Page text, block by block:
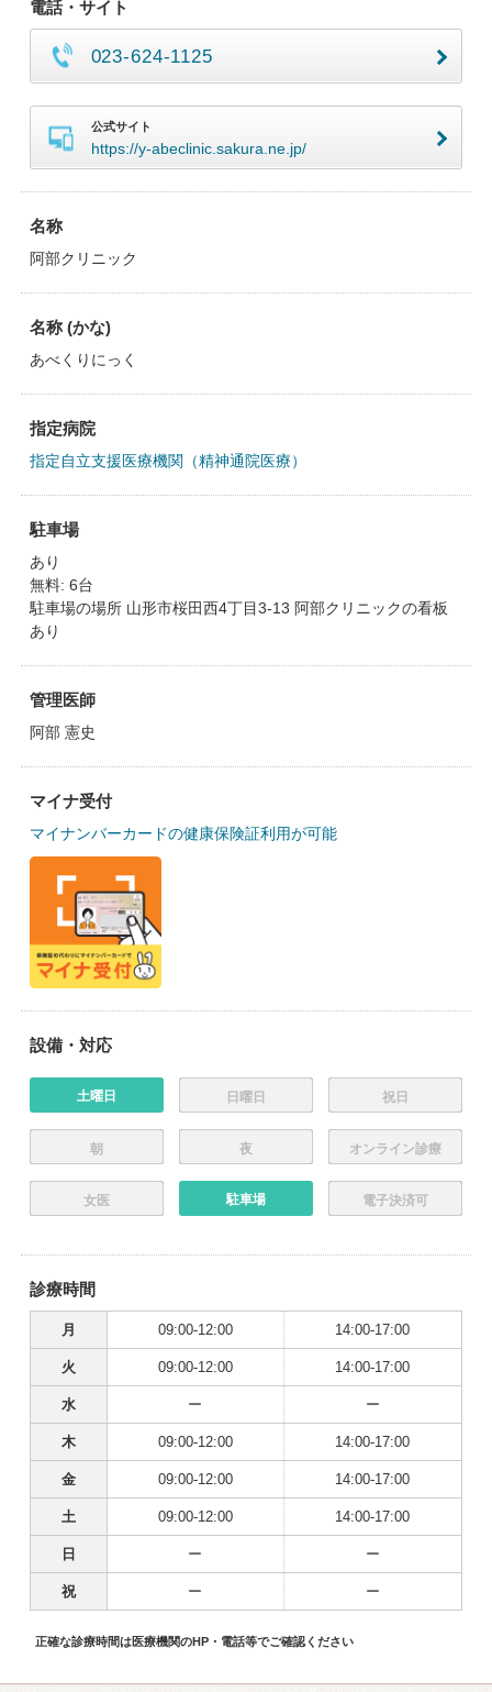
電話・サイト
023-624-1125
公式サイト
https://y-abeclinic.sakura.ne.jp/
名称
阿部クリニック
名称 (かな)
あべくりにっく
指定病院
指定自立支援医療機関（精神通院医療）
駐車場
あり
無料: 6台
駐車場の場所 山形市桜田西4丁目3-13 阿部クリニックの看板
あり
管理医師
阿部 憲史
マイナ受付
マイナンバーカードの健康保険証利用が可能
設備・対応
土曜日 日曜日 祝日
朝 夜 オンライン診療
女医 駐車場 電子決済可
診療時間
月 09:00-12:00 14:00-17:00
火 09:00-12:00 14:00-17:00
水 ー ー
木 09:00-12:00 14:00-17:00
金 09:00-12:00 14:00-17:00
土 09:00-12:00 14:00-17:00
日 ー ー
祝 ー ー
正確な診療時間は医療機関のHP・電話等でご確認ください